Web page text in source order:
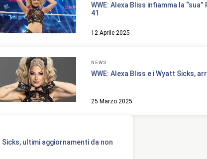
WWE: Alexa Bliss infiamma la
41
12 Aprile 2025
NEWS
WWE: Alexa Bliss e i Wyatt Sicks,
25 Marzo 2025
Sicks, ultimi aggiornamenti da non